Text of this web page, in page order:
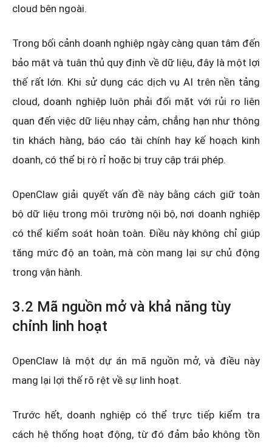
cloud bên ngoài.
Trong bối cảnh doanh nghiệp ngày càng quan tâm đến
bảo mật và tuân thủ quy định về dữ liệu, đây là một lợi
thế rất lớn. Khi sử dụng các dịch vụ AI trên nền tảng
cloud, doanh nghiệp luôn phải đối mặt với rủi ro liên
quan đến việc dữ liệu nhạy cảm, chẳng hạn như thông
tin khách hàng, báo cáo tài chính hay kế hoạch kinh
doanh, có thể bị rò rỉ hoặc bị truy cập trái phép.
OpenClaw giải quyết vấn đề này bằng cách giữ toàn
bộ dữ liệu trong môi trường nội bộ, nơi doanh nghiệp
có thể kiểm soát hoàn toàn. Điều này không chỉ giúp
tăng mức độ an toàn, mà còn mang lại sự chủ động
trong vận hành.
3.2 Mã nguồn mở và khả năng tùy
chỉnh linh hoạt
OpenClaw là một dự án mã nguồn mở, và điều này
mang lại lợi thế rõ rệt về sự linh hoạt.
Trước hết, doanh nghiệp có thể trực tiếp kiểm tra
cách hệ thống hoạt động, từ đó đảm bảo không tồn